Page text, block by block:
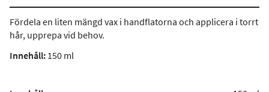
Fördela en liten mängd vax i handflatorna och applicera i torrt
hår, upprepa vid behov.
Innehåll: 150 ml